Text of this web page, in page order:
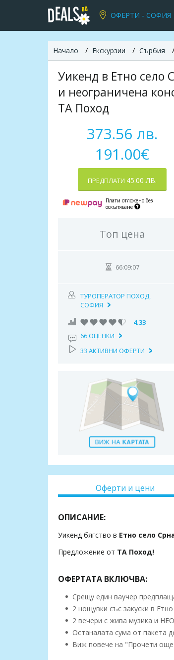
ОФЕРТИ - СОФИЯ
Начало Екскурзии Сърбия
Уикенд в Етно село
и неограничена
ТА Поход
373.56 лв.
191.00€
ПРЕДПЛАТИ 45.00 ЛВ.
Плати отложено без
оскъпяване
Топ цена
66:09:06
ТУРОПЕРАТОР ПОХОД,
СОФИЯ
4.33
66 ОЦЕНКИ
33 АКТИВНИ ОФЕРТИ
Оферти и цени
ОПИСАНИЕ:
Уикенд бягство в Етно село
Предложение от ТА Поход!
ОФЕРТАТА ВКЛЮЧВА:
Срещу един ваучер
2 нощувки със закуски в
2 вечери с жива музика и
Останалата сума от пакета
Виж повече на "Прочети